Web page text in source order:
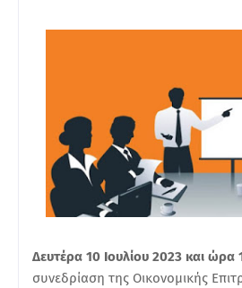
Δευτέρα 10 Ιουλίου 2023 και ώρα
συνεδρίαση της Οικονομικής